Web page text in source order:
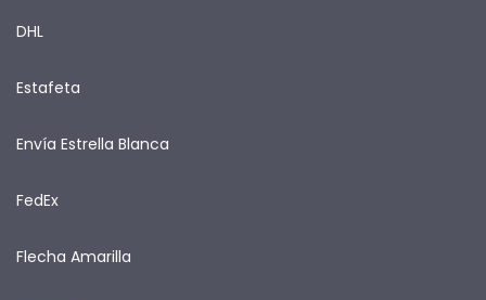
DHL
Estafeta
Envía Estrella Blanca
FedEx
Flecha Amarilla